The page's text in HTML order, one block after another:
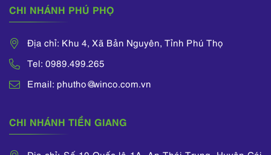
CHI NHÁNH PHÚ PHỌ
Địa chỉ: Khu 4, Xã Bản Nguyên, Tỉnh Phú Thọ
Tel: 0989.499.265
Email: phutho@winco.com.vn
CHI NHÁNH TIỀN GIANG